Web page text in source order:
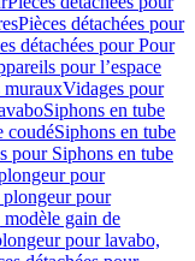
Pièces détachées pour
détachées pour Pour
pour l’espace
murauxVidages pour
Siphons en tube
coudéSiphons en tube
pour Siphons en tube
pour
plongeur pour
gain de
pour lavabo,